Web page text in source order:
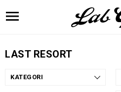
LAST RESORT
KATEGORI